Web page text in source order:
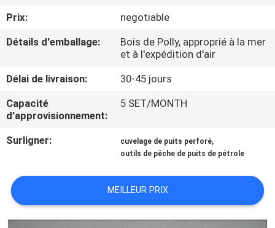
CONTRÔLE
DE
CONTACTEZ-
NOUS
CAS
Prix:
negotiable
Détails d'emballage:
Bois de Polly, approprié à la mer
et à l'expédition d'air
Délai de livraison:
30-45 jours
Capacité
d'approvisionnement:
5 SET/MONTH
Surligner: cuvelage de puits perforé,
outils de pêche de puits de pétrole
MEILLEUR PRIX